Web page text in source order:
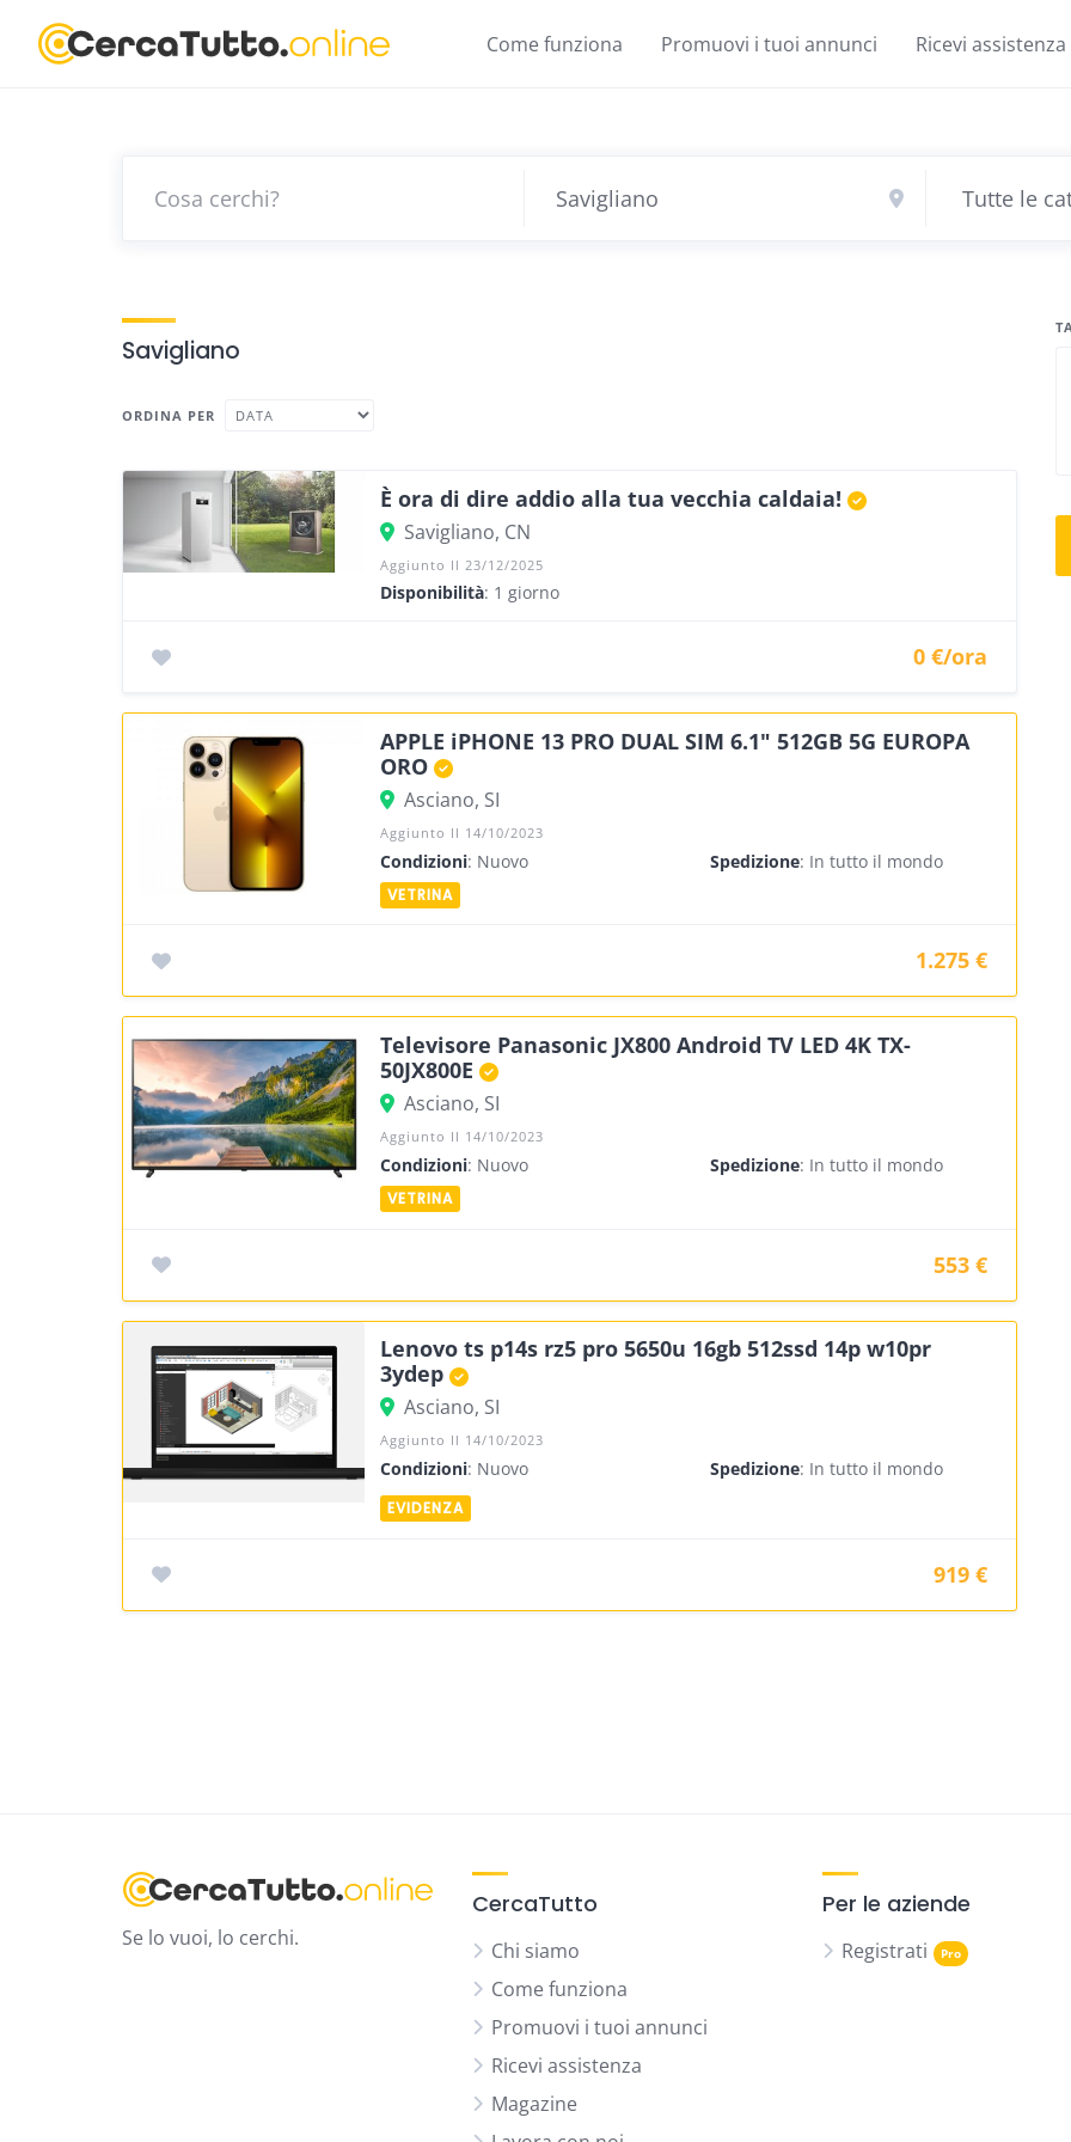
content
Come funziona Promuovi i tuoi annunci Ricevi assistenza
Savigliano
ORDINA PER
È ora di dire addio alla tua vecchia caldaia!
Savigliano, CN
Aggiunto Il 23/12/2025
Disponibilità: 1 giorno
0 €/ora
APPLE iPHONE 13 PRO DUAL SIM 6.1" 512GB 5G EUROPA
ORO
Asciano, SI
Aggiunto Il 14/10/2023
Condizioni: Nuovo Spedizione: In tutto il mondo
1.275 €
Televisore Panasonic JX800 Android TV LED 4K TX-
50JX800E
Asciano, SI
Aggiunto Il 14/10/2023
Condizioni: Nuovo Spedizione: In tutto il mondo
553 €
Lenovo ts p14s rz5 pro 5650u 16gb 512ssd 14p w10pr
3ydep
Asciano, SI
Aggiunto Il 14/10/2023
Condizioni: Nuovo Spedizione: In tutto il mondo
919 €
Se lo vuoi, lo cerchi.
CercaTutto
Chi siamo
Come funziona
Promuovi i tuoi annunci
Ricevi assistenza
Magazine
Per le aziende
Registrati